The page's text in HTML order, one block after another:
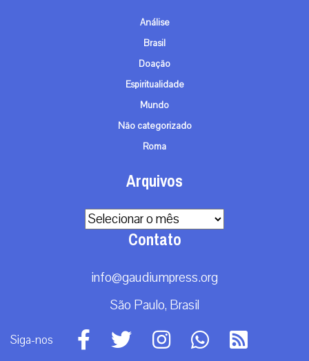
Análise
Brasil
Doação
Espiritualidade
Mundo
Não categorizado
Roma
Arquivos
Arquivos
Contato
info@gaudiumpress.org
São Paulo, Brasil
Siga-nos